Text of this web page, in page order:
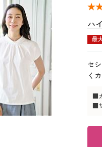
ハ
最
セ
く
■
■